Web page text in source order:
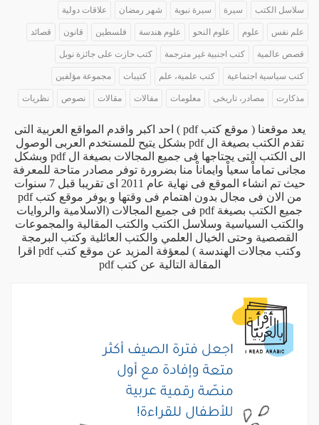
سلاسل الكتب سيرة سيرة نبوية شهر رمضان علاقات دولية
علم نفس علوم علوم النحو علوم هندسة فلسطين قانون قصائد
قصص عالمية كتب اجنبية غير مترجمة كتب حازت على جائزة نوبل
كتب سياسية اجتماعية كتب علمية، علم كتيبات مجموعة مؤلفين
مذكارت مصادر، تاريخى معلومات مفالات مقالات نصوص نظريات
يعد موقعنا ( موقع كتب pdf ) احد اكبر واقدم المواقع العربية التى
تقدم الكتب بصيغة ال pdf بشكل يتيح للمستخدم العربى الوصول
الى الكتب التى يحتاجها فى جميع المجالات بصيغة ال pdf وبشكل
مجانى تماماْ سعياْ وايماناْ منا بضرورة توفر مصادر متاحة للمعرفة
حيث تم انشاء الموقع فى نهاية عام 2011 اى تقريبا قبل 7 سنوات
من الان فى مجال بدون اهتمام فى وقتها و يوفر موقع كتب pdf
جميع الكتب بصيغة pdf فى جميع المجالات (الاسلامية والروايات
والكتب السياسية وسلاسل الكتب والكتب المقالية والمجموعات
القصصية وحتى الخيال العلمي والكتب العائلية وكتب البرمجة
وكتب مجالات الهندسة ) لمعؤفة المزيد عن موقع كتب pdf اقرا
المقالة التالية عن كتب pdf